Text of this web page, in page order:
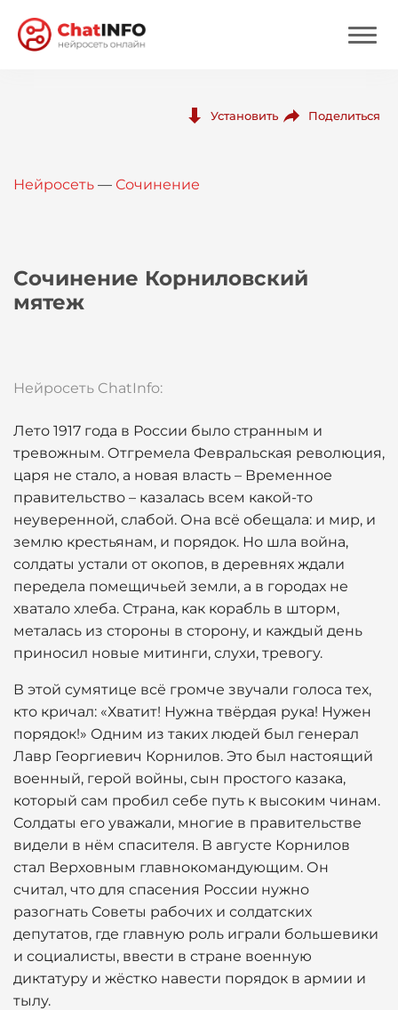
Вход
Установить Поделиться
Нейросеть — Сочинение
Сочинение Корниловский
мятеж
Нейросеть ChatInfo:
Лето 1917 года в России было странным и
тревожным. Отгремела Февральская революция,
царя не стало, а новая власть – Временное
правительство – казалась всем какой-то
неуверенной, слабой. Она всё обещала: и мир, и
землю крестьянам, и порядок. Но шла война,
солдаты устали от окопов, в деревнях ждали
передела помещичьей земли, а в городах не
хватало хлеба. Страна, как корабль в шторм,
металась из стороны в сторону, и каждый день
приносил новые митинги, слухи, тревогу.
В этой сумятице всё громче звучали голоса тех,
кто кричал: «Хватит! Нужна твёрдая рука! Нужен
порядок!» Одним из таких людей был генерал
Лавр Георгиевич Корнилов. Это был настоящий
военный, герой войны, сын простого казака,
который сам пробил себе путь к высоким чинам.
Солдаты его уважали, многие в правительстве
видели в нём спасителя. В августе Корнилов
стал Верховным главнокомандующим. Он
считал, что для спасения России нужно
разогнать Советы рабочих и солдатских
депутатов, где главную роль играли большевики
и социалисты, ввести в стране военную
диктатуру и жёстко навести порядок в армии и
тылу.